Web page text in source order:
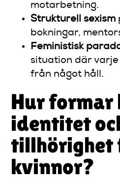
motarbetning.
Strukturell sexism
bokningar,
Feministisk
situation där
från något håll.
Hur formar
identitet
tillhörighet
kvinnor?